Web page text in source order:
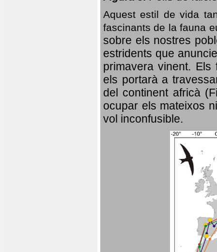
Aquest estil de vida
fascinants de la fauna
sobre els nostres
estridents que
primavera vinent. Els
els portarà a
del continent africà
ocupar els mateixos
vol inconfusible.